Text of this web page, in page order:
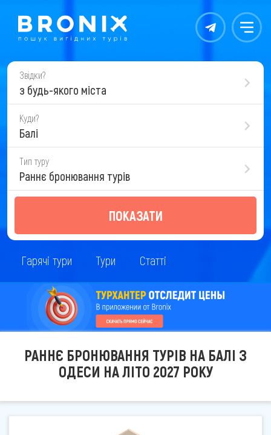
Контакты Меню
Звідки?
з будь-якого міста
Куди?
Балі
Тип туру
Раннє бронювання турів
ПОКАЗАТИ
Гарячі тури Тури Статті
РАННЄ БРОНЮВАННЯ ТУРІВ НА БАЛІ З
ОДЕСИ НА ЛІТО 2027 РОКУ